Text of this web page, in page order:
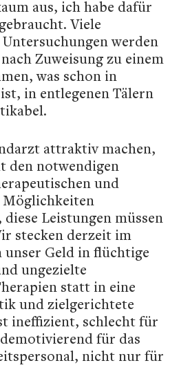
aus, ich habe dafür
Viele
werden
Zuweisung zu einem
was schon in
in entlegenen Tälern
attraktiv machen,
den notwendigen
und
Leistungen müssen
stecken derzeit im
unser Geld in flüchtige
ungezielte
statt in eine
und zielgerichtete
ineffizient, schlecht für
für das
nicht nur für